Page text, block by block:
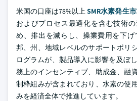
米国の口座は78%以上SMR水素発生
およびプロセス最適化を含む技術
め、排出を減らし、操業費用を下
邦、州、地域レベルのサポートポリ
ログラムが、製品導入に影響を及ぼ
務上のインセンティブ、助成金、融
制枠組みが含まれており、水素の使
みを経済全体で推進しています。